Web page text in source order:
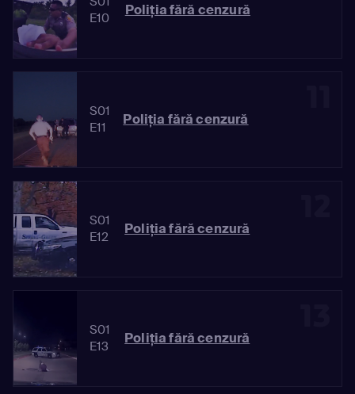
E10
Poliția fără cenzură
S01
E11
Poliția fără cenzură
S01
E12
Poliția fără cenzură
S01
E13
Poliția fără cenzură